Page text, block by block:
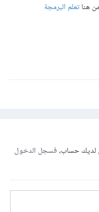
هناتعلم البرمجة
لديك حساب،فسجل الدخول